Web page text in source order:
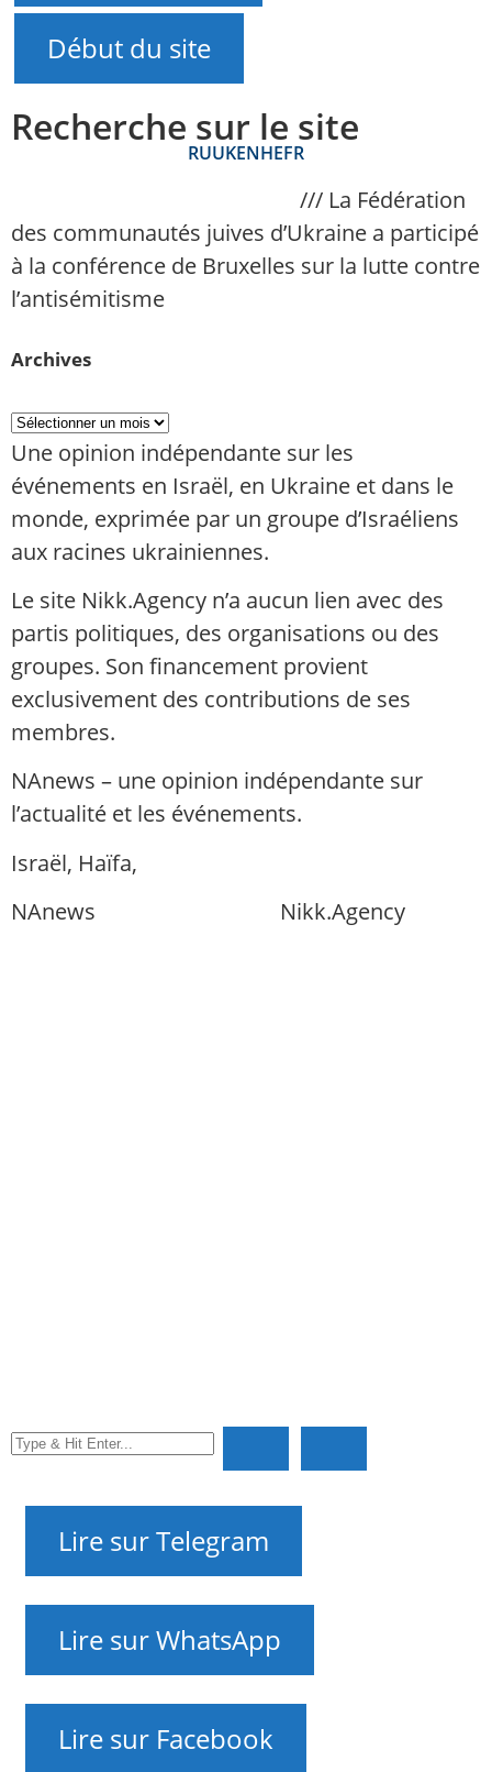
Début du site
Recherche sur le site
RUUKENHEFR
/// La Fédération
des communautés juives d’Ukraine a participé
à la conférence de Bruxelles sur la lutte contre
l’antisémitisme
Archives
Une opinion indépendante sur les
événements en Israël, en Ukraine et dans le
monde, exprimée par un groupe d’Israéliens
aux racines ukrainiennes.
Le site Nikk.Agency n’a aucun lien avec des
partis politiques, des organisations ou des
groupes. Son financement provient
exclusivement des contributions de ses
membres.
NAnews – une opinion indépendante sur
l’actualité et les événements.
Israël, Haïfa,
NAnews
Nikk.Agency
Lire sur Telegram
Lire sur WhatsApp
Lire sur Facebook